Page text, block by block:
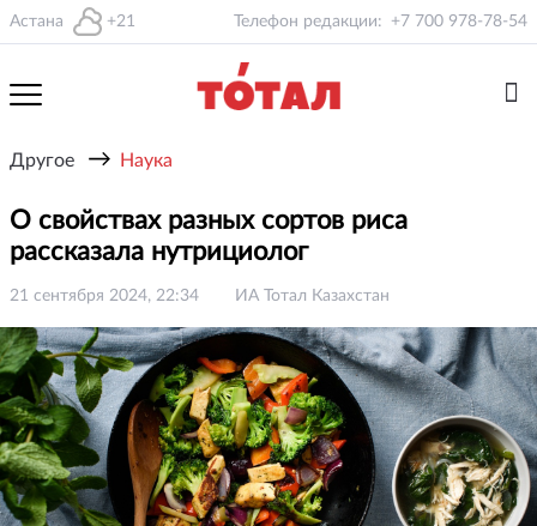
Астана +21 Телефон редакции: +7 700 978-78-54
Другое → Наука
О свойствах разных сортов риса
рассказала нутрициолог
21 сентября 2024, 22:34 ИА Тотал Казахстан